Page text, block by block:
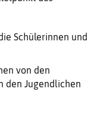
Schülerinnen und
von den
den Jugendlichen